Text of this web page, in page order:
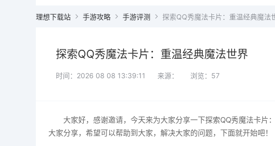
理想下载站 手游攻略 手游评测 探索QQ秀魔法卡片：重温经典魔法
探索QQ秀魔法卡片：重温经典魔法世界
时间：2026 08 08 13:39:11 来源： 浏览：57
大家好，感谢邀请，今天来为大家分享一下探索QQ秀魔法卡
大家分享，希望可以帮助到大家，解决大家的问题，下面就开始吧！